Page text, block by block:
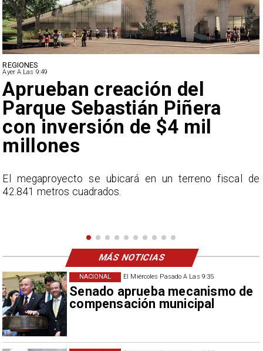
El Miércoles Pasado A Las 9:35
Senado aprueba mecanismo de
compensación municipal
NACIONAL
DEPORTES
Ayer A Las 9:49
Claudio Bravo baja la
euforia sobre fichaje de
Vozinha
En el programa ESPN F90 Chile, Claudio Bravo ofrece
una visión más moderada sobre las expectativas del
MÁS NOTICIAS